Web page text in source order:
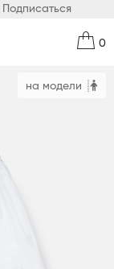
Подписаться
0
на модели